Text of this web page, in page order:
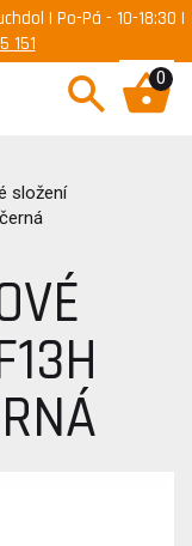
| Po-Pá - 10-18:30 |
151
0
složení